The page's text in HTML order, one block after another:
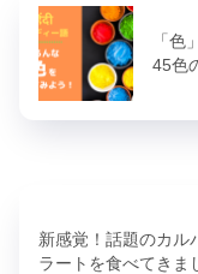
「色
45色
新感覚！話題のカル
ラートを食べてきま